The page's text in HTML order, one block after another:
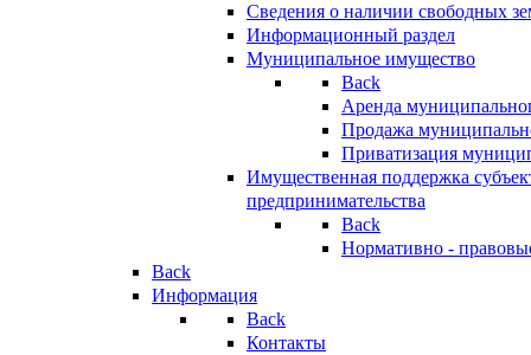
Сведения о наличии свободных
Информационный раздел
Муниципальное имущество
Back
Аренда
Продажа
Приватизация
Имущественная поддержка
предпринимательства
Back
Нормативно -
Back
Информация
Back
Контакты